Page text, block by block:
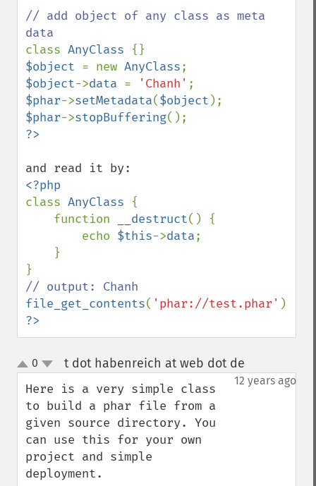
// add object of any class as meta
class AnyClass
$object = new AnyClass
$object->data = 'Chanh'
$phar->setMetadata($object
$phar->stopBuffering
class AnyClass {
    function
__destruct() {
        echo
$this->data;
file_get_contents( 'phar://test.phar'
?>
up
down
0 t dot habenreich at web dot de
12 years ago
Here is a very simple class
to build a phar file from a
given source directory. You
can use this for your own
project and simple
deployment.